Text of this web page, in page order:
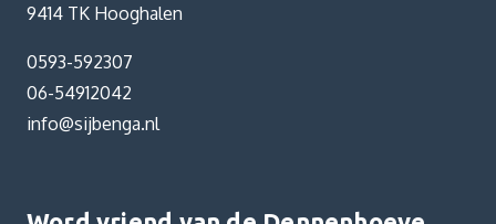
9414 TK Hooghalen
0593-592307
06-54912042
info@sijbenga.nl